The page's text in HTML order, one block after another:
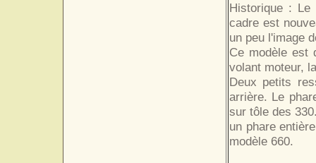
Historique : Le
cadre est
un peu l'image
Ce modèle est
volant moteur,
Deux petits
arrière. Le
sur tôle des
un phare
modèle 660.